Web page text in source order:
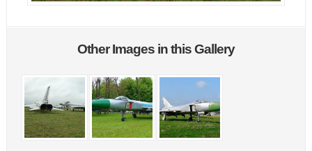
Other Images in this Gallery